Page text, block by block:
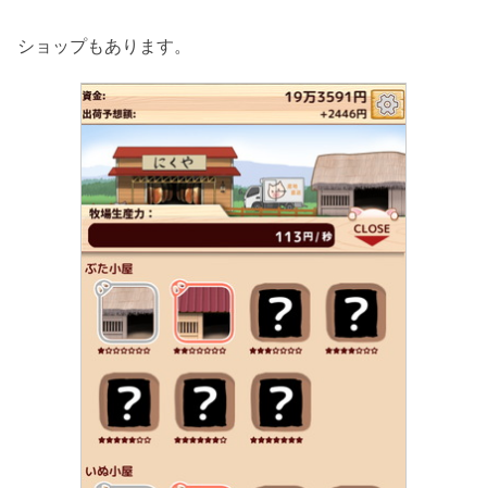
ショップもあります。